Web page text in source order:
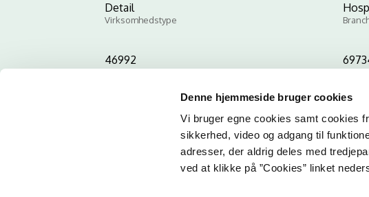
Denne hjemmeside bruger cookies
Vi bruger egne cookies samt cookies
sikkerhed, video og adgang til
adresser, der aldrig deles med
ved at klikke på ”Cookies” linket
Detail
Virksomhedstype
46992
ID-nummer CVR-